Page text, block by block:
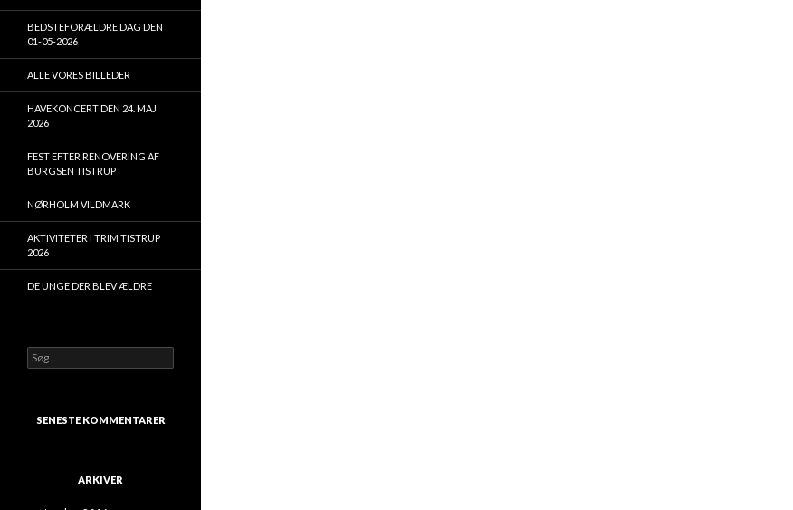
BEDSTEFORÆLDRE DAG DEN
01-05-2026
ALLE VORES BILLEDER
HAVEKONCERT DEN 24. MAJ
2026
FEST EFTER RENOVERING AF
BURGSEN TISTRUP
NØRHOLM VILDMARK
AKTIVITETER I TRIM TISTRUP
2026
DE UNGE DER BLEV ÆLDRE
Søg
efter:
SENESTE KOMMENTARER
ARKIVER